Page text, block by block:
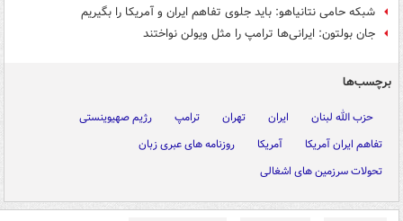
شبکه حامی نتانیاهو: باید جلوی تفاهم ایران و آمریکا را بگیریم
جان بولتون: ایرانی‌ها ترامپ را مثل ویولن نواختند
برچسب‌ها
حزب الله لبنان ایران تهران ترامپ
رژیم صهیوینستی
تفاهم ایران آمریکا
آمریکا
روزنامه های عبری زبان
تحولات سرزمین های اشغالی